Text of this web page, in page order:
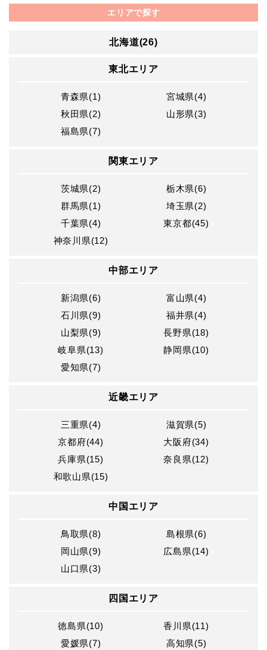
エリアで探す
北海道(26)
東北エリア
青森県(1)
宮城県(4)
秋田県(2)
山形県(3)
福島県(7)
関東エリア
茨城県(2)
栃木県(6)
群馬県(1)
埼玉県(2)
千葉県(4)
東京都(45)
神奈川県(12)
中部エリア
新潟県(6)
富山県(4)
石川県(9)
福井県(4)
山梨県(9)
長野県(18)
岐阜県(13)
静岡県(10)
愛知県(7)
近畿エリア
三重県(4)
滋賀県(5)
京都府(44)
大阪府(34)
兵庫県(15)
奈良県(12)
和歌山県(15)
中国エリア
鳥取県(8)
島根県(6)
岡山県(9)
広島県(14)
山口県(3)
四国エリア
徳島県(10)
香川県(11)
愛媛県(7)
高知県(5)